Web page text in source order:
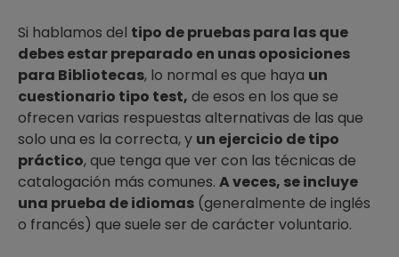
Si hablamos del tipo de pruebas para las que
debes estar preparado en unas oposiciones
para Bibliotecas, lo normal es que haya un
cuestionario tipo test, de esos en los que se
ofrecen varias respuestas alternativas de las que
solo una es la correcta, y un ejercicio de tipo
práctico, que tenga que ver con las técnicas de
catalogación más comunes. A veces, se incluye
una prueba de idiomas (generalmente de inglés
o francés) que suele ser de carácter voluntario.